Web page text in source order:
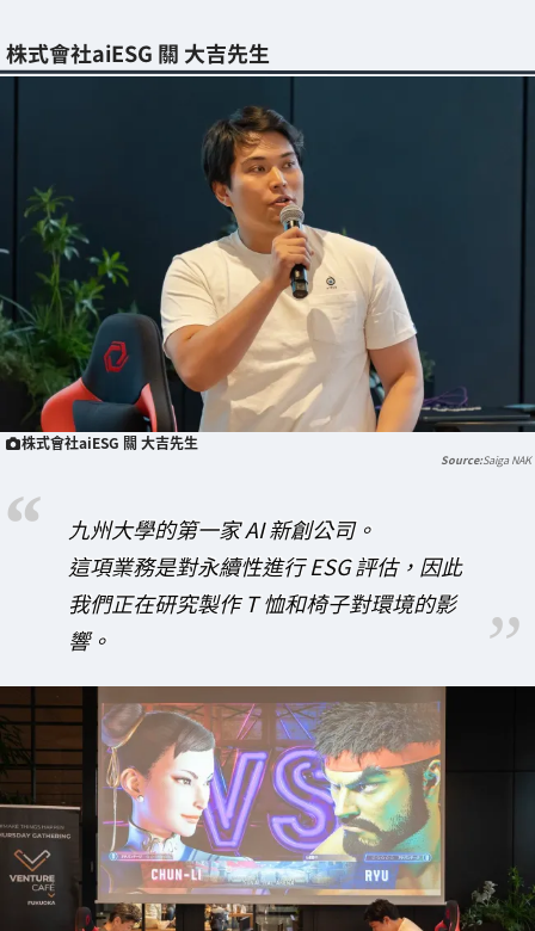
株式會社aiESG 關 大吉先生
株式會社aiESG 關 大吉先生
Saiga NAK
九州大學的第一家 AI 新創公司。
這項業務是對永續性進行 ESG 評估，因此
我們正在研究製作 T 恤和椅子對環境的影
響。